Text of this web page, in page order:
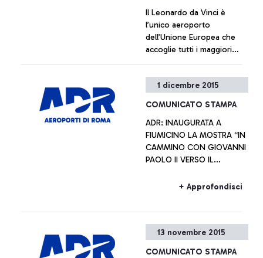
Il Leonardo da Vinci è
l’unico aeroporto
dell’Unione Europea che
accoglie tutti i maggiori
+ Approfondisci
1 dicembre 2015
COMUNICATO STAMPA
ADR: INAUGURATA A
FIUMICINO LA MOSTRA “IN
CAMMINO CON GIOVANNI
PAOLO II VERSO IL
DELLA MISERICORDIA” Le
+ Approfondisci
13 novembre 2015
COMUNICATO STAMPA